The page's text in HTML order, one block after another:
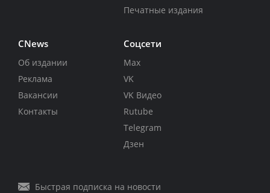
Печатные издания
CNews
Об издании
Реклама
Вакансии
Контакты
Соцсети
Max
VK
VK Видео
Rutube
Telegram
Дзен
Быстрая подписка на новости